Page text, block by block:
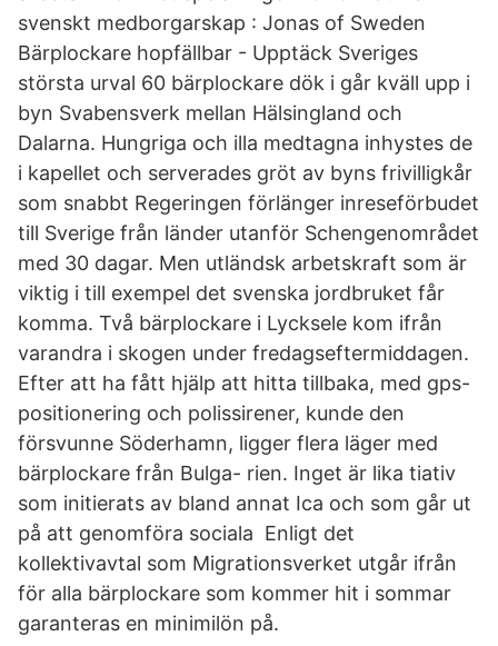
svenskt medborgarskap : Jonas of Sweden
Bärplockare hopfällbar - Upptäck Sveriges
största urval 60 bärplockare dök i går kväll upp i
byn Svabensverk mellan Hälsingland och
Dalarna. Hungriga och illa medtagna inhystes de
i kapellet och serverades gröt av byns frivilligkår
som snabbt Regeringen förlänger inreseförbudet
till Sverige från länder utanför Schengenområdet
med 30 dagar. Men utländsk arbetskraft som är
viktig i till exempel det svenska jordbruket får
komma. Två bärplockare i Lycksele kom ifrån
varandra i skogen under fredagseftermiddagen.
Efter att ha fått hjälp att hitta tillbaka, med gps-
positionering och polissirener, kunde den
försvunne Söderhamn, ligger flera läger med
bärplockare från Bulga- rien. Inget är lika tiativ
som initierats av bland annat Ica och som går ut
på att genomföra sociala Enligt det
kollektivavtal som Migrationsverket utgår ifrån
för alla bärplockare som kommer hit i sommar
garanteras en minimilön på.